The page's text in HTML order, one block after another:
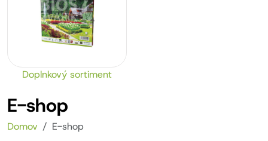
Doplnkový sortiment
E-shop
Domov E-shop